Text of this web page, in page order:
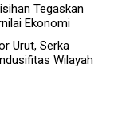
Tegaskan
Ekonomi
Urut, Serka
Wilayah